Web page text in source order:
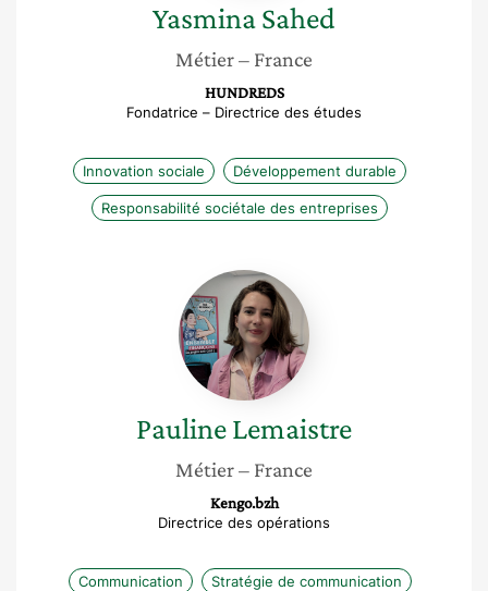
YasminaSahed
Métier– France
HUNDREDS
Fondatrice – Directrice des études
Innovation sociale Développement durable
Responsabilité sociétale des entreprises
Pauline
Lemaistre
PaulineLemaistre
Métier– France
Kengo.bzh
Directrice des opérations
Communication Stratégie de communication